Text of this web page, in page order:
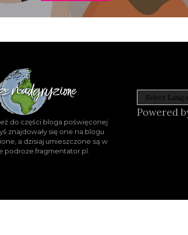
do części bloga poświęconej
znajdowały się one na blogu
a dzisiaj umieszczone są w
podroze.fragmentator.pl.
Powered